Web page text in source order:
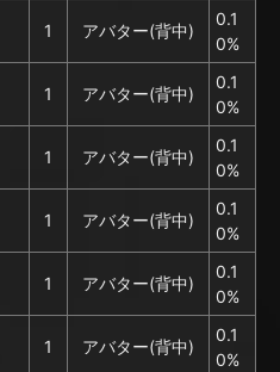
1 アバター(背中)
0.1
0%
1 アバター(背中)
0.1
0%
1 アバター(背中)
0.1
0%
1 アバター(背中)
0.1
0%
1 アバター(背中)
0.1
0%
1 アバター(背中)
0.1
0%